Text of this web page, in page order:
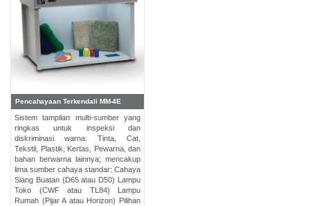
Pencahayaan Terkendali MM-4E
Sistem tampilan multi-sumber yang
ringkas untuk inspeksi dan
diskriminasi warna: Tinta, Cat,
Tekstil, Plastik, Kertas, Pewarna, dan
bahan berwarna lainnya; mencakup
lima sumber cahaya standar: Cahaya
Siang Buatan (D65 atau D50) Lampu
Toko (CWF atau TL84) Lampu
Rumah (Pijar A atau Horizon) Pilihan